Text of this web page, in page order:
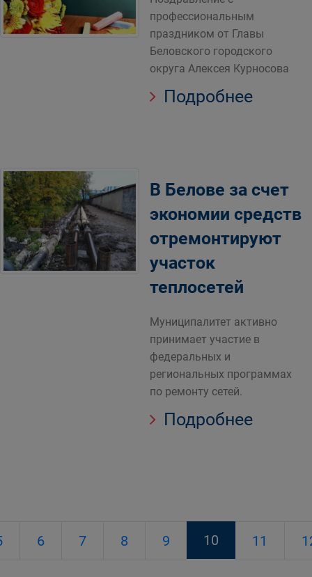
профессиональным
праздником от Главы
Беловского городского
округа Алексея Курносова
Подробнее
В Белове за счет
экономии средств
отремонтируют
участок
теплосетей
Муниципалитет активно
принимает участие в
федеральных и
региональных программах
по ремонту сетей.
Подробнее
6 7 8 9 10 11